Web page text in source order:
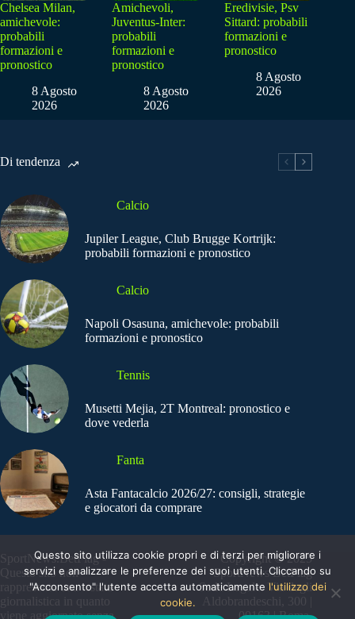
Chelsea Milan,
amichevole:
probabili
formazioni e
pronostico
8 Agosto
2026
Amichevoli,
Juventus-Inter:
probabili
formazioni e
pronostico
8 Agosto
2026
Eredivisie, Psv
Sittard: probabili
formazioni e
pronostico
8 Agosto
2026
Di tendenza
Calcio
Jupiler League, Club Brugge Kortrijk:
probabili formazioni e pronostico
Calcio
Napoli Osasuna, amichevole: probabili
formazioni e pronostico
Tennis
Musetti Mejia, 2T Montreal: pronostico e
dove vederla
Fanta
Asta Fantacalcio 2026/27: consigli, strategie
e giocatori da comprare
SportNews.BetFlag -
Questo sito non
rappresenta una testata
giornalistica in quanto
viene aggiornato senza
Copyright © 2025
SportNews BetFlag
Sede Legale: Via degli
Aldobrandeschi, 300 |
00163 | Roma
Questo sito utilizza cookie propri e di terzi per migliorare i
servizi e analizzare le preferenze dei suoi utenti. Cliccando su
"Acconsento" l'utente accetta automaticamente l'utilizzo dei
cookie.